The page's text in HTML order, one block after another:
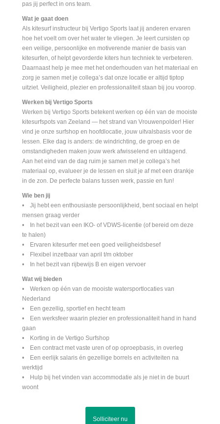
pas jij perfect in ons team.
Wat je gaat doen
Als kitesurf instructeur bij Vertigo Sports laat jij anderen ervaren
hoe het voelt om over het water te vliegen. Je leert cursisten op
een veilige, persoonlijke en motiverende manier de basis van
kitesurfen, of helpt gevorderde kiters hun techniek te verbeteren.
Daarnaast help je mee met het onderhouden van het materiaal en
zorg je samen met je collega’s dat onze locatie er altijd tiptop
uitziet. Veiligheid, plezier en professionaliteit staan bij jou voorop.
Werken bij Vertigo Sports
Werken bij Vertigo Sports betekent werken op één van de mooiste
kitesurfspots van Zeeland — het strand van Vrouwenpolder! Hier
vind je onze surfshop en hoofdlocatie, jouw uitvalsbasis voor de
lessen. Elke dag is anders: de windrichting, de groep en de
omstandigheden maken jouw werk afwisselend en uitdagend.
Aan het eind van de dag ruim je samen met je collega’s het
materiaal op, evalueer je de lessen en sluit je af met een drankje
in de zon. De perfecte balans tussen werk, passie en fun!
Wie ben jij
• Jij hebt een enthousiaste persoonlijkheid, bent sociaal en helpt
mensen graag verder
• In het bezit van een IKO- of VDWS-licentie (of bereid om deze
te halen)
• Ervaren kitesurfer met een goed veiligheidsbesef
• Flexibel inzetbaar van april t/m oktober
• In het bezit van rijbewijs B en eigen vervoer
Wat wij bieden
• Werken op één van de mooiste watersportlocaties van
Nederland
• Een gezellig, sportief en hecht team
• Een werksfeer waarin plezier en professionaliteit hand in hand
gaan
• Korting in de Vertigo Surfshop
• Een contract met vaste uren of op oproepbasis, in overleg
• Een eerlijk salaris én gezellige borrels en activiteiten na
werktijd
• Hulp bij het vinden van accommodatie als je niet in de buurt
woont
Solliciteer nu